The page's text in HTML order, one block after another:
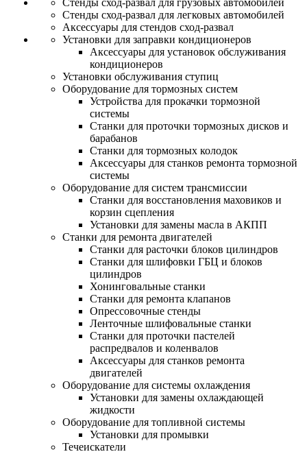
Стенды сход-развал для грузовых автомобилей
Стенды сход-развал для легковых автомобилей
Аксессуары для стендов сход-развал
Установки для заправки кондиционеров
Аксессуары для установок обслуживания
кондиционеров
Установки обслуживания ступиц
Оборудование для тормозных систем
Устройства для прокачки тормозной
системы
Станки для проточки тормозных дисков и
барабанов
Станки для тормозных колодок
Аксессуары для станков ремонта тормозной
системы
Оборудование для систем трансмиссии
Станки для восстановления маховиков и
корзин сцепления
Установки для замены масла в АКПП
Станки для ремонта двигателей
Станки для расточки блоков цилиндров
Станки для шлифовки ГБЦ и блоков
цилиндров
Хонинговальные станки
Станки для ремонта клапанов
Опрессовочные стенды
Ленточные шлифовальные станки
Станки для проточки пастелей
распредвалов и коленвалов
Аксессуары для станков ремонта
двигателей
Оборудование для системы охлаждения
Установки для замены охлаждающей
жидкости
Оборудование для топливной системы
Установки для промывки
Течеискатели